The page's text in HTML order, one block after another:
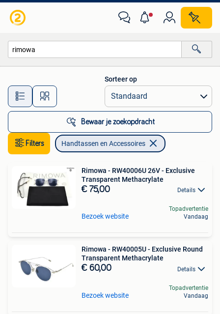
Alle afstanden…
Sorteer op
Bewaar je zoekopdracht
Filters Handtassen en Accessoires
Rimowa - RW40006U 26V - Exclusive
Transparent Methacrylate
€ 75,00 Details
Bezoek website
Topadvertentie
Vandaag
Rimowa - RW40005U - Exclusive Round
Transparent Methacrylate
€ 60,00 Details
Bezoek website
Topadvertentie
Vandaag